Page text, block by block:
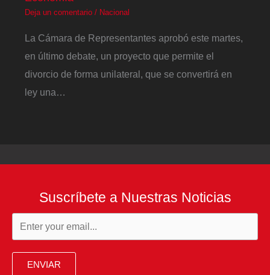
Deja un comentario / Nacional
La Cámara de Representantes aprobó este martes,
en último debate, un proyecto que permite el
divorcio de forma unilateral, que se convertirá en
ley una…
Suscríbete a Nuestras Noticias
ENVIAR